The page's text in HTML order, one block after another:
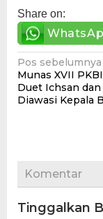
Share on:
Navigasi
pos
Pos sebelumnya
Munas XVII
Duet Ichsan dan
Diawasi Kepala
Komentar
Tinggalkan